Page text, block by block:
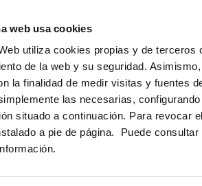
web usa cookies
utiliza cookies propias y de
de la web y su seguridad.
la finalidad de medir visitas y fuentes
las necesarias,
situado a continuación. Para revocar
a pie de página. Puede
DE DATOS IGUALDAD